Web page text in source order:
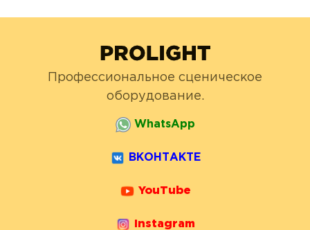
Профессиональное сценическое
оборудование.
WhatsApp
ВКОНТАКТЕ
YouTube
Instagram